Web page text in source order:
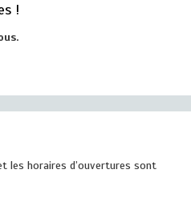
!
les horaires d’ouvertures sont